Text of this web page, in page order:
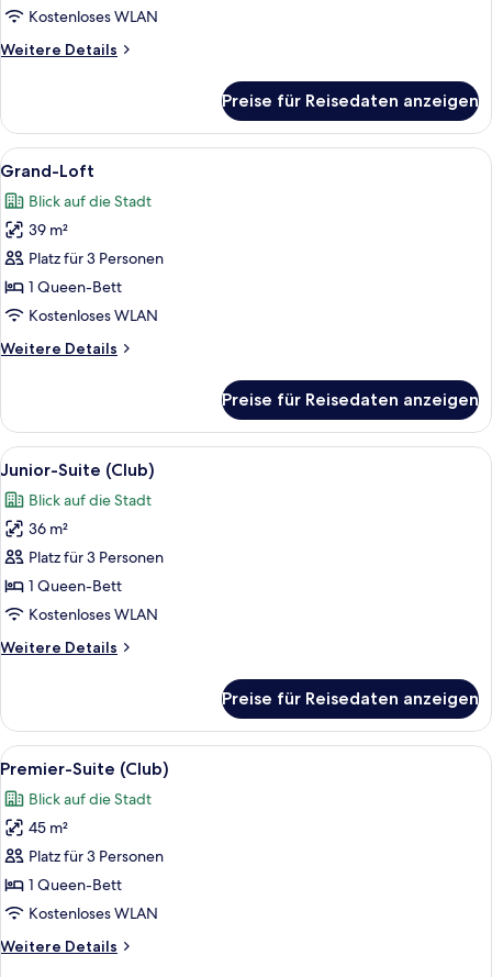
Kostenloses WLAN
Weitere Details
Weitere
Loft
Preise für Reisedaten anzeigen
Alle
Fotos
für
Grand-
Loft
anzeigen
Eine moderne Küche mit einem
5
Grand-Loft
Blick auf die Stadt
39 m²
Platz für 3 Personen
1 Queen-Bett
Kostenloses WLAN
Weitere Details
Weitere
Loft
Preise für Reisedaten anzeigen
Alle
Fotos
für
Junior-
Suite
(Club)
anzeigen
Ein Hotelzimmer mit einem großen
6
Junior-Suite (Club)
Blick auf die Stadt
36 m²
Platz für 3 Personen
1 Queen-Bett
Kostenloses WLAN
Weitere Details
Weitere
Suite
(Club)
Preise für Reisedaten anzeigen
Alle
Fotos
für
Premier-
Suite
(Club)
anzeigen
7
Premier-Suite (Club)
Blick auf die Stadt
45 m²
Platz für 3 Personen
1 Queen-Bett
Kostenloses WLAN
Weitere Details
Weitere